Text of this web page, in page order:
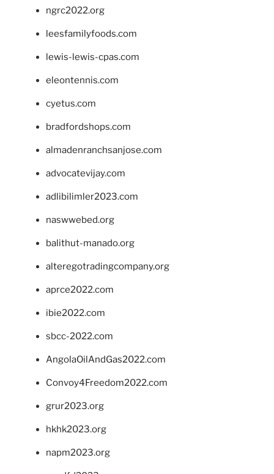
ngrc2022.org
leesfamilyfoods.com
lewis-lewis-cpas.com
eleontennis.com
cyetus.com
bradfordshops.com
almadenranchsanjose.com
advocatevijay.com
adlibilimler2023.com
naswwebed.org
balithut-manado.org
alteregotradingcompany.org
aprce2022.com
ibie2022.com
sbcc-2022.com
AngolaOilAndGas2022.com
Convoy4Freedom2022.com
grur2023.org
hkhk2023.org
napm2023.org